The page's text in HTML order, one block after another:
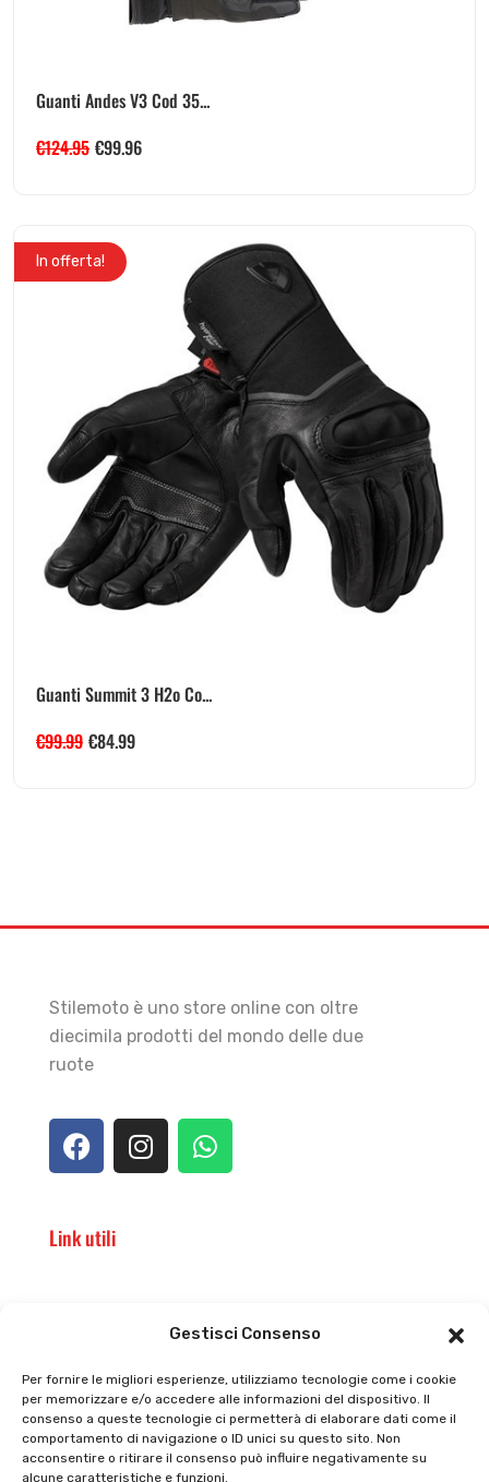
Gestisci Consenso
Per fornire le migliori esperienze, utilizziamo tecnologie come i cookie
per memorizzare e/o accedere alle informazioni del dispositivo. Il
consenso a queste tecnologie ci permetterà di elaborare dati come il
comportamento di navigazione o ID unici su questo sito. Non
acconsentire o ritirare il consenso può influire negativamente su
alcune caratteristiche e funzioni.
Guanti Andes V3 Cod 35...
€124.95 €99.96
In offerta!
Guanti Summit 3 H2o Co...
€99.99 €84.99
Stilemoto è uno store online con oltre
diecimila prodotti del mondo delle due
ruote
Link utili
Privacy policy
Cookie policy
Tutti prodotti
Termini e condizioni